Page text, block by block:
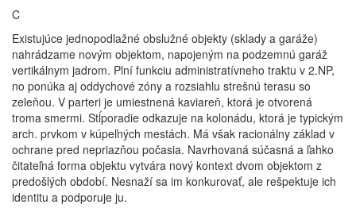
C
Existujúce jednopodlažné obslužné objekty (sklady a garáže)
nahrádzame novým objektom, napojeným na podzemnú garáž
vertikálnym jadrom. Plní funkciu administratívneho traktu v 2.NP,
no ponúka aj oddychové zóny a rozsiahlu strešnú terasu so
zeleňou. V parteri je umiestnená kaviareň, ktorá je otvorená
troma smermi. Stĺporadie odkazuje na kolonádu, ktorá je typickým
arch. prvkom v kúpeľných mestách. Má však racionálny základ v
ochrane pred nepriazňou počasia. Navrhovaná súčasná a ľahko
čitateľná forma objektu vytvára nový kontext dvom objektom z
predošlých období. Nesnaží sa im konkurovať, ale rešpektuje ich
identitu a podporuje ju.